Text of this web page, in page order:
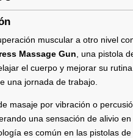
muscular a otro nivel
Massage Gun , una pistola
el cuerpo y mejorar su
una jornada de trabajo.
masaje por vibración o
una sensación de alivio
es común en las pistolas